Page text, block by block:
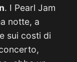
. I Pearl Jam
notte, a
sui costi di